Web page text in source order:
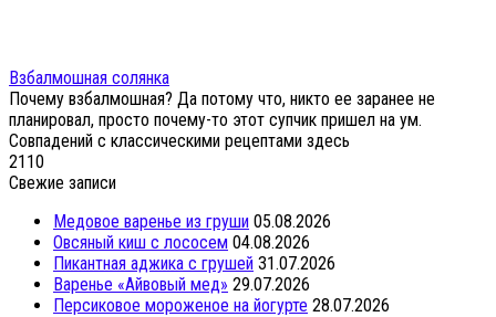
Взбалмошная солянка
Почему взбалмошная? Да потому что, никто ее заранее не
планировал, просто почему-то этот супчик пришел на ум.
Совпадений с классическими рецептами здесь
2110
Свежие записи
Медовое варенье из груши 05.08.2026
Овсяный киш с лососем 04.08.2026
Пикантная аджика с грушей 31.07.2026
Варенье «Айвовый мед» 29.07.2026
Персиковое мороженое на йогурте 28.07.2026